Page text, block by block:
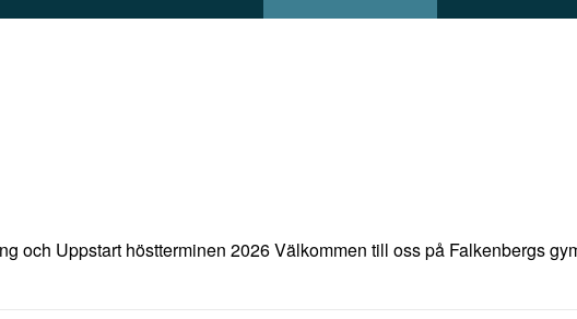
och Uppstart höstterminen 2026 Välkommen till oss på Falkenbergs